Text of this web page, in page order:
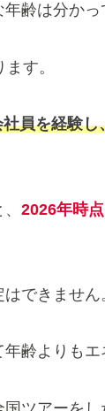
齢は分かっ
す。
員を経験
2026年時
できません
齢よりもエ